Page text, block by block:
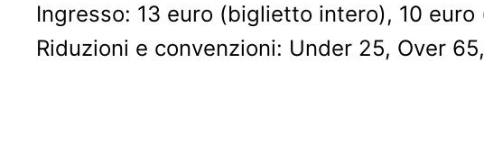
Ingresso: 13 euro (biglietto intero), 10
Riduzioni e convenzioni: Under 25, Over